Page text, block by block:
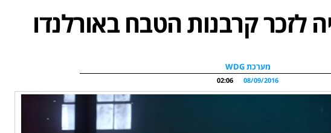
לזכר קרבנות הטבח באורלנדו
מערכת WDG
08/09/2016
02:06